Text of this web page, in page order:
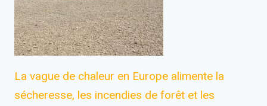
La vague de chaleur en Europe alimente la
sécheresse, les incendies de forêt et les